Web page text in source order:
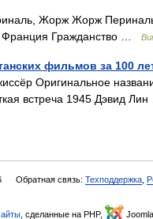
Жорж Жорж
Гражданство …
фильмов за 100
Оригинальное
встреча 1945 Дэвид
Обратная связь: Техподдержка
, сделанные на PHP, Joomla,